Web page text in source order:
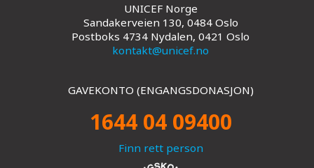
UNICEF Norge
Sandakerveien 130, 0484 Oslo
Postboks 4734 Nydalen, 0421 Oslo
kontakt@unicef.no
GAVEKONTO (ENGANGSDONASJON)
1644 04 09400
Finn rett person